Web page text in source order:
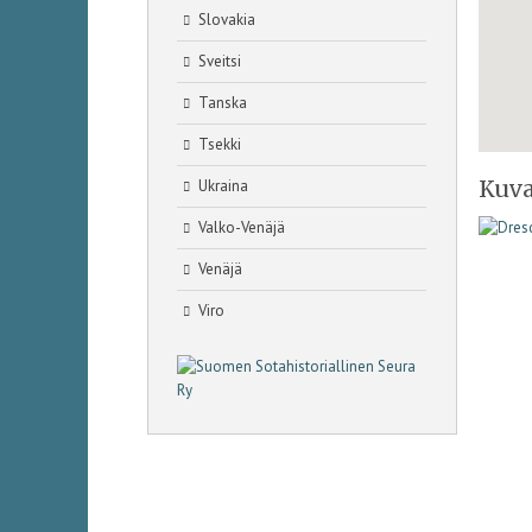
Slovakia
Sveitsi
Tanska
Tsekki
Ukraina
Valko-Venäjä
Venäjä
Viro